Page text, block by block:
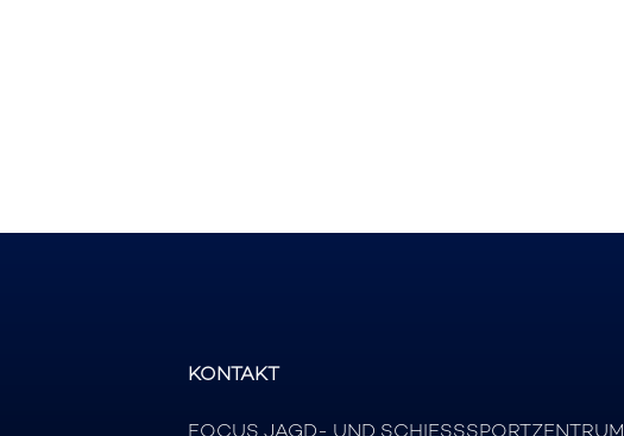
KONTAKT
FOCUS JAGD- UND SCHIESSSPORTZENTRUM